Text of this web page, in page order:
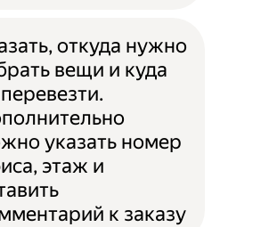
откуда нужно
вещи и куда
указать номер
этаж и
к заказу